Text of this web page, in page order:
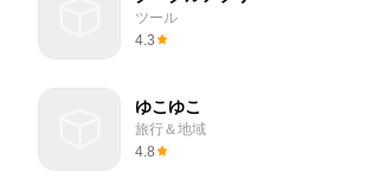
ツール
4.3
ゆこゆこ
旅行＆地域
4.8